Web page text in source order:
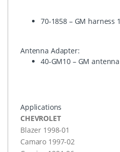
70-1858 – GM harness
Antenna Adapter:
40-GM10 – GM
Applications
CHEVROLET
Blazer 1998-01
Camaro 1997-02